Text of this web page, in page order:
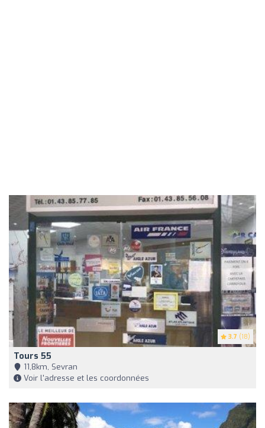
3.7 (18)
Tours 55
11,8km, Sevran
Voir l'adresse et les coordonnées